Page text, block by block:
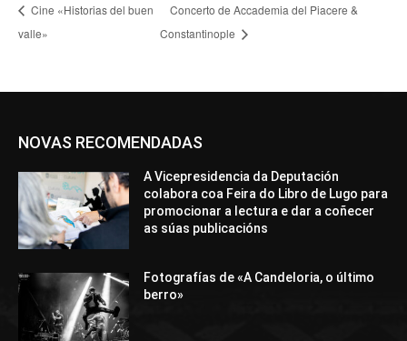
Cine «Historias del buen
valle»
Concerto de Accademia del Piacere &
Constantinople
NOVAS RECOMENDADAS
A Vicepresidencia da Deputación
colabora coa Feira do Libro de Lugo para
promocionar a lectura e dar a coñecer
as súas publicacións
Fotografías de «A Candeloria, o último
berro»